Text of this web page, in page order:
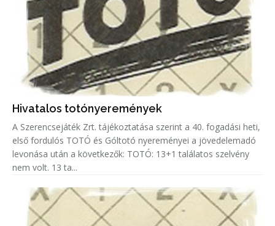
Hivatalos totónyeremények
A Szerencsejáték Zrt. tájékoztatása szerint a 40. fogadási heti,
első fordulós TOTÓ és Góltotó nyereményei a jövedelemadó
levonása után a következők: TOTÓ: 13+1 találatos szelvény
nem volt. 13 ta...